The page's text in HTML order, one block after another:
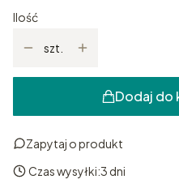
Ilość
szt.
Dodaj do
Zapytaj o produkt
Czas wysyłki:3 dni